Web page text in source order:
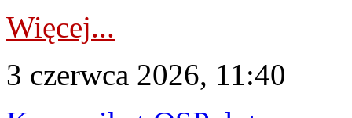
Więcej...
3 czerwca 2026, 11:40